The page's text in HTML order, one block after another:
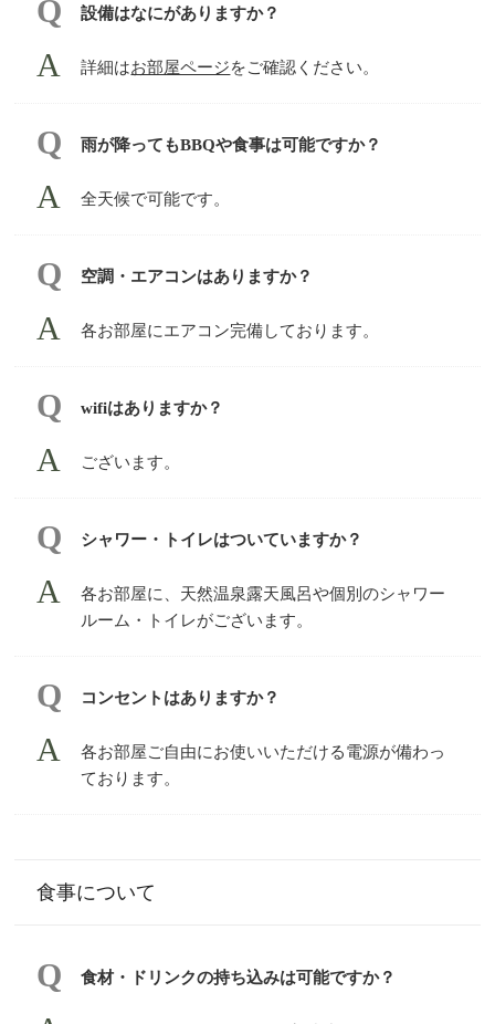
設備はなにがありますか？
詳細はお部屋ページをご確認ください。
雨が降ってもBBQや食事は可能ですか？
全天候で可能です。
空調・エアコンはありますか？
各お部屋にエアコン完備しております。
wifiはありますか？
ございます。
シャワー・トイレはついていますか？
各お部屋に、天然温泉露天風呂や個別のシャワー
ルーム・トイレがございます。
コンセントはありますか？
各お部屋ご自由にお使いいただける電源が備わっ
ております。
食事について
食材・ドリンクの持ち込みは可能ですか？